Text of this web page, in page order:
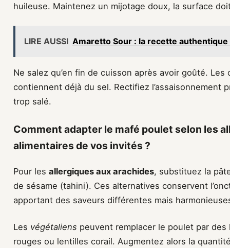
huileuse. Maintenez un mijotage doux, la surface
LIRE AUSSI Amaretto Sour : la recette
Ne salez qu’en fin de cuisson après avoir goûté.
contiennent déjà du sel. Rectifiez l’assaisonnement
trop salé.
Comment adapter le mafé poulet selon les
alimentaires de vos invités ?
Pour les allergiques aux arachides, substituez la
de sésame (tahini). Ces alternatives conservent
apportant des saveurs différentes mais
Les végétaliens peuvent remplacer le poulet par
rouges ou lentilles corail. Augmentez alors la